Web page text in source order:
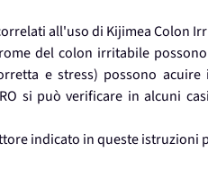
all'uso di Kijimea Colon
del colon irritabile
e stress) possono
si può verificare in alcuni
indicato in queste istruzioni